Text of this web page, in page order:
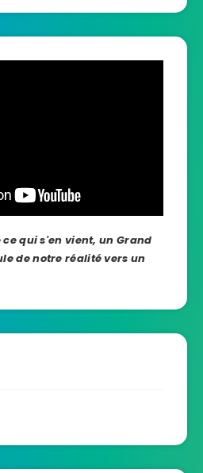
qui s'en vient, un Grand
de notre réalité vers un